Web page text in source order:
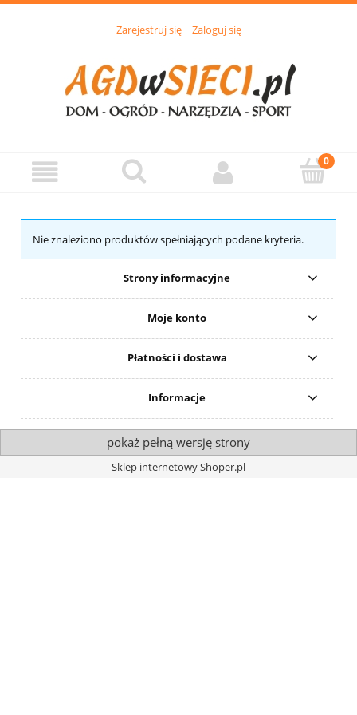
Zarejestruj się Zaloguj się
Nie znaleziono produktów spełniających podane kryteria.
Strony informacyjne
Moje konto
Płatności i dostawa
Informacje
pokaż pełną wersję strony
Sklep internetowy Shoper.pl